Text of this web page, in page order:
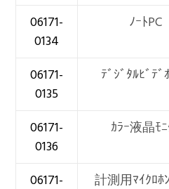
06171-
0134
ﾉｰﾄPC
06171-
0135
ﾃﾞｼﾞﾀﾙﾋﾞﾃﾞ
06171-
0136
ｶﾗｰ液晶ﾓ
06171- 計測用ﾏｲｸﾛﾎ